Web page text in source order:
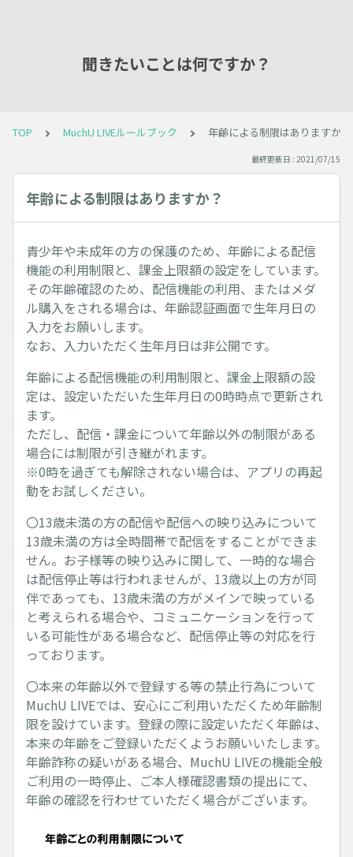
聞きたいことは何ですか？
TOP MuchU LIVEルールブック 年齢による制限はありますか？
最終更新日 : 2021/07/15
年齢による制限はありますか？
青少年や未成年の方の保護のため、年齢による配信
機能の利用制限と、課金上限額の設定をしています。
その年齢確認のため、配信機能の利用、またはメダ
ル購入をされる場合は、年齢認証画面で生年月日の
入力をお願いします。
なお、入力いただく生年月日は非公開です。
年齢による配信機能の利用制限と、課金上限額の設
定は、設定いただいた生年月日の0時時点で更新され
ます。
ただし、配信・課金について年齢以外の制限がある
場合には制限が引き継がれます。
※0時を過ぎても解除されない場合は、アプリの再起
動をお試しください。
〇13歳未満の方の配信や配信への映り込みについて
13歳未満の方は全時間帯で配信をすることができま
せん。お子様等の映り込みに関して、一時的な場合
は配信停止等は行われませんが、13歳以上の方が同
伴であっても、13歳未満の方がメインで映っている
と考えられる場合や、コミュニケーションを行って
いる可能性がある場合など、配信停止等の対応を行
っております。
〇本来の年齢以外で登録する等の禁止行為について
MuchU LIVEでは、安心にご利用いただくため年齢制
限を設けています。登録の際に設定いただく年齢は、
本来の年齢をご登録いただくようお願いいたします。
年齢詐称の疑いがある場合、MuchU LIVEの機能全般
ご利用の一時停止、ご本人様確認書類の提出にて、
年齢の確認を行わせていただく場合がございます。